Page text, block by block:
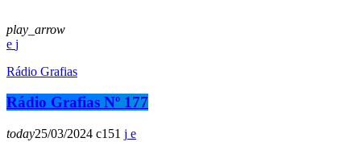
play_arrow
Rádio Grafias
Rádio Grafias Nº 177
today25/03/2024 151